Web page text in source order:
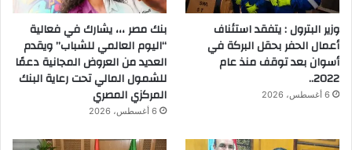
وزير البترول : يتفقد استئناف
أعمال الحفر بحقل البركة في
أسوان بعد توقف منذ عام
2022..
6 أغسطس، 2026
بنك مصر ،،، يشارك في فعالية
“اليوم العالمي للشباب” ويقدم
العديد من العروض المجانية دعمًا
للشمول المالي تحت رعاية البنك
المركزي المصري
6 أغسطس، 2026